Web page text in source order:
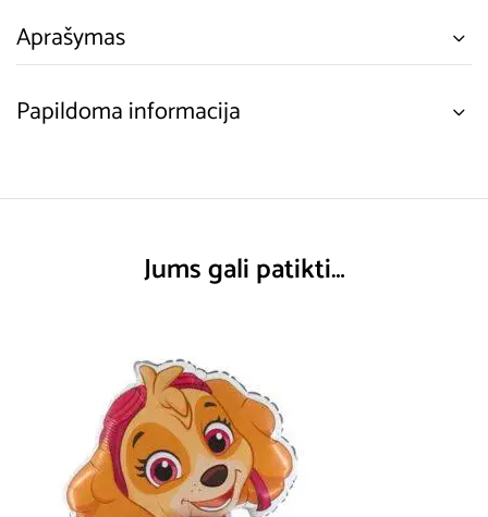
Aprašymas
Papildoma informacija
Jums gali patikti…